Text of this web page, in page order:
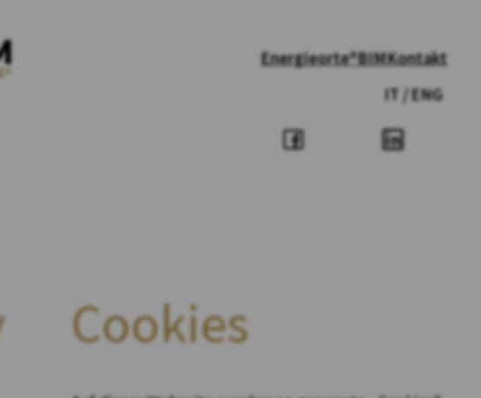
Energieorte®BIMKontakt
IT
ENG
Cookies